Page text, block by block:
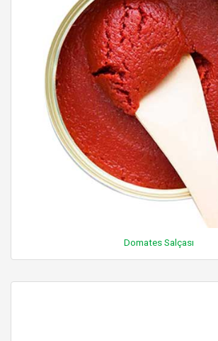
Domates Salçası